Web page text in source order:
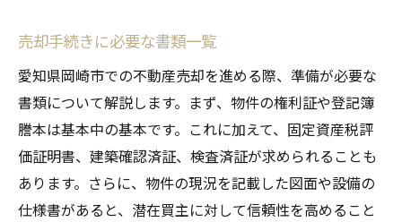
売却手続きに必要な書類一覧
愛知県岡崎市での不動産売却を進める際、準備が必要な
書類について解説します。まず、物件の権利証や登記簿
謄本は基本中の基本です。これに加えて、固定資産税評
価証明書、建築確認済証、検査済証が求められることも
あります。さらに、物件の現況を記載した図面や設備の
仕様書があると、潜在買主に対して信頼性を高めること